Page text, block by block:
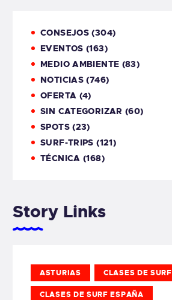
CONSEJOS (304)
EVENTOS (163)
MEDIO AMBIENTE (83)
NOTICIAS (746)
OFERTA (4)
SIN CATEGORIZAR (60)
SPOTS(23)
SURF-TRIPS (121)
TÉCNICA (168)
Story Links
ASTURIAS CLASES DE SURF
CLASES DE SURF ESPAÑA